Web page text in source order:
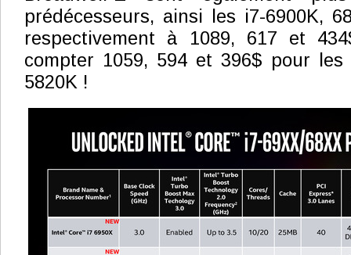
prédécesseurs, ainsi les i7-6900K,
respectivement à 1089, 617 et
compter 1059, 594 et 396$ pour les
5820K !